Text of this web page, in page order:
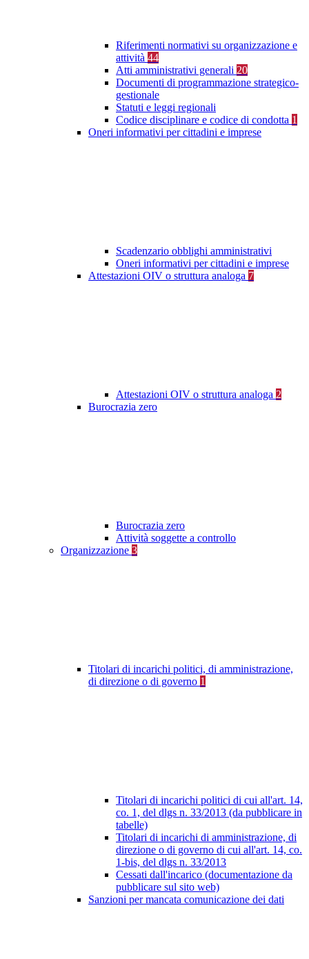
Riferimenti normativi su organizzazione e
attività 44
Atti amministrativi generali 20
Documenti di programmazione strategico-
gestionale
Statuti e leggi regionali
Codice disciplinare e codice di condotta 1
Oneri informativi per cittadini e imprese
Scadenzario obblighi amministrativi
Oneri informativi per cittadini e imprese
Attestazioni OIV o struttura analoga 7
Attestazioni OIV o struttura analoga 2
Burocrazia zero
Burocrazia zero
Attività soggette a controllo
Organizzazione 3
Titolari di incarichi politici, di amministrazione,
di direzione o di governo 1
Titolari di incarichi politici di cui all'art. 14,
co. 1, del dlgs n. 33/2013 (da pubblicare in
tabelle)
Titolari di incarichi di amministrazione, di
direzione o di governo di cui all'art. 14, co.
1-bis, del dlgs n. 33/2013
Cessati dall'incarico (documentazione da
pubblicare sul sito web)
Sanzioni per mancata comunicazione dei dati